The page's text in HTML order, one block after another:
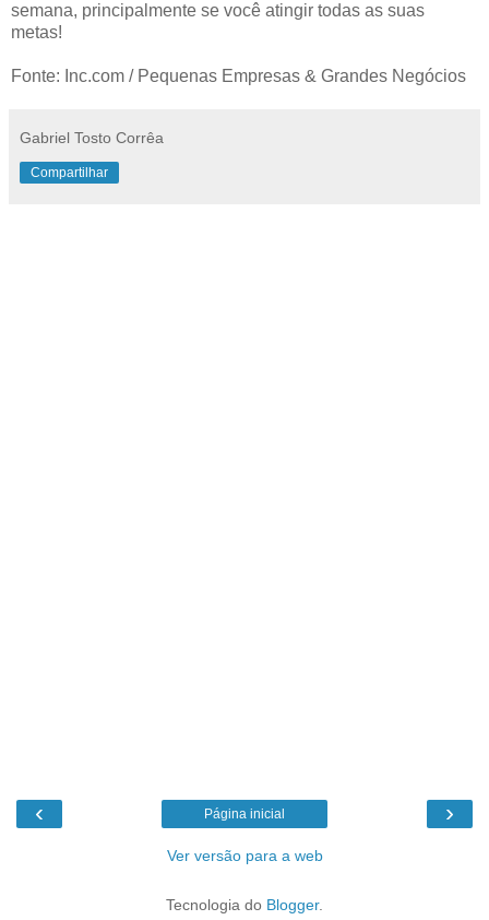
semana, principalmente se você atingir todas as suas
metas!
Fonte: Inc.com / Pequenas Empresas & Grandes Negócios
Gabriel Tosto Corrêa
Compartilhar
‹ ›
Página inicial
Ver versão para a web
Tecnologia do Blogger.